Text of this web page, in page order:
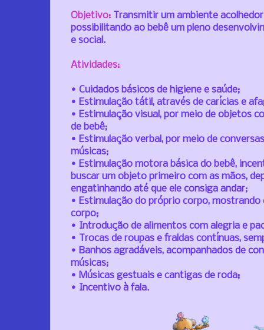
Objetivo:
Transmitir um ambiente
possibilitando ao bebê um pleno
e social.
Atividades:
• Cuidados básicos de higiene e saúde;
• Estimulação tátil, através de carícias e
• Estimulação visual, por meio de objetos
de bebê;
• Estimulação verbal, por meio de
músicas;
• Estimulação motora básica do bebê,
buscar um objeto primeiro com as mãos,
engatinhando até que ele consiga andar;
• Estimulação do próprio corpo, mostrando
corpo;
• Introdução de alimentos com alegria e
• Trocas de roupas e fraldas contínuas,
• Banhos agradáveis, acompanhados de
músicas;
• Músicas gestuais e cantigas de roda;
• Incentivo à fala.